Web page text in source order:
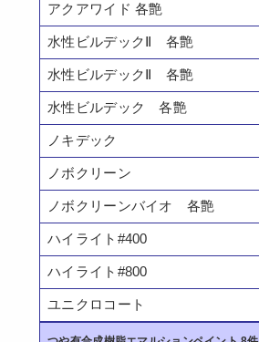
アクアワイド 各艶
水性ビルデックⅡ 各艶
水性ビルデックⅡ 各艶
水性ビルデック 各艶
ノキデック
ノボクリーン
ノボクリーンバイオ 各艶
ハイライト#400
ハイライト#800
ユニクロコート